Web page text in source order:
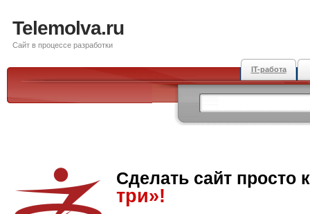
Telemolva.ru
Сайт в процессе разработки
IT-работа
Сделать сайт просто
три»!